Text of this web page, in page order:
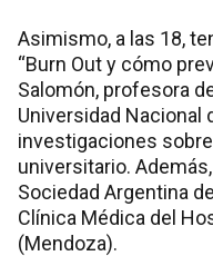
Asimismo, a las 18,
“Burn Out y cómo
Salomón, profesora
Universidad Nacional
investigaciones
universitario.
Sociedad Argentina
Clínica Médica del
(Mendoza).